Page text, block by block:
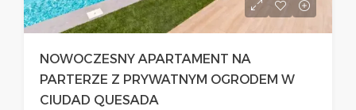
NOWOCZESNY APARTAMENT NA
PARTERZE Z PRYWATNYM OGRODEM W
CIUDAD QUESADA